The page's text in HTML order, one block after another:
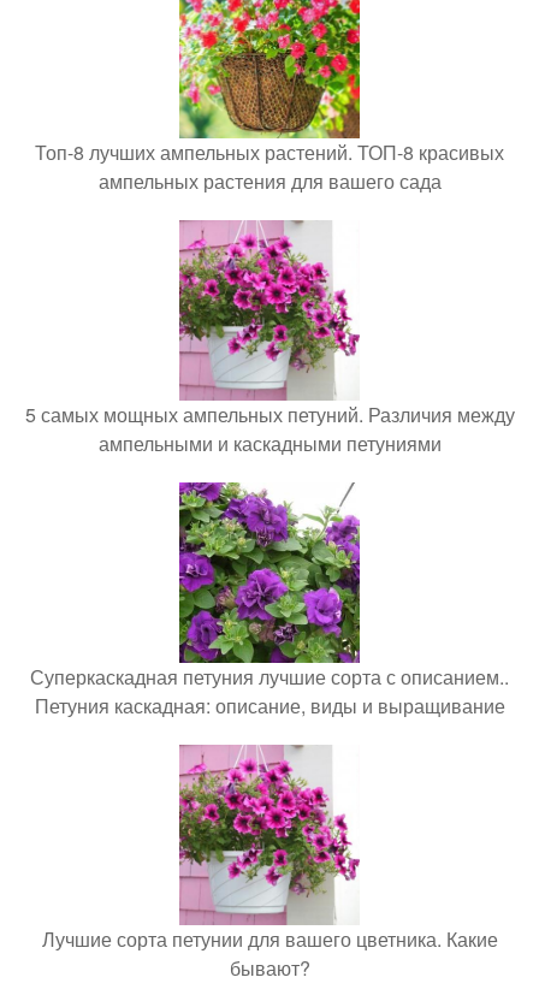
Топ-8 лучших ампельных растений. ТОП-8 красивых
ампельных растения для вашего сада
5 самых мощных ампельных петуний. Различия между
ампельными и каскадными петуниями
Суперкаскадная петуния лучшие сорта с описанием..
Петуния каскадная: описание, виды и выращивание
Лучшие сорта петунии для вашего цветника. Какие
бывают?